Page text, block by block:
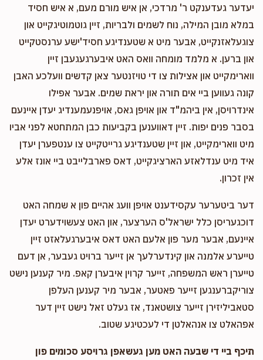
יעדער געדענקט ר' מרדכי, אן איש מורם מעם, א איש חסיד
במלא מובן המילה, נוח לשמים ולבריות, זיין גוטמוטיגקייט און
צוגעלאזנקייט, אבער מיט א שטענדיגע חסיד'ישע ערנסטקייט
און ברען. א מלמד מומחה וואס האט איבערגעגעבן זיין
ווארימקייט און אצילות צו די טויזנטער צאן קדשים וועלכע האבן
קונה געווען ביי אים תורה און יראת שמים. אבער אפילו
אינדרויסן, אין ביהמ"ד און אויפן גאס, אויפנעמענדיג יעדן איינעם
בסבר פנים יפות. זיין דאווענען בקביעות כבן המתחטא לפני אביו
מיט ווארימקייט, און זיין שטענדיגע גרייטקייט צו ענטפערן יעדן
איד מיט ענדלאזע הארציגקייט, דאס פארבלייבט ביי אונז אלע
אין זכרון.
דער ביטערער עקסידענט אויפן וועג אהיים פון א שמחה האט
דוכגעריסן כלל ישראל'ס הערצער, און האט צעשוידערט יעדן
איינעם, אבער מער פון אלעם האט דאס איבערגעלאזט זיין
טייערע אלמנה און קינדערלעך אן זייער ברויט געבער, אן דעם
טייערן ראש המשפחה, זייער קרוין איבערן קאפ. מיר קענען נישט
צוריקברענגען זייער פאטער, אבער מיר קענען העלפן
סטאביליזירן זייער צושטאנד, אז געלט זאל נישט זיין דער
אפהאלט צו אנהאלטן די לעכטיגע שטוב.
תיכף ביי די שבעה האט מען געשאפן גרויסע סכומים פון